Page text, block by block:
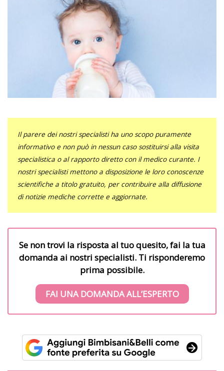
Il parere dei nostri specialisti ha uno scopo puramente
informativo e non può in nessun caso sostituirsi alla visita
specialistica o al rapporto diretto con il medico curante. I
nostri specialisti mettono a disposizione le loro conoscenze
scientifiche a titolo gratuito, per contribuire alla diffusione
di notizie mediche corrette e aggiornate.
Se non trovi la risposta al tuo quesito, fai la tua
domanda ai nostri specialisti. Ti risponderemo
prima possibile.
FAI UNA DOMANDA ALL’ESPERTO